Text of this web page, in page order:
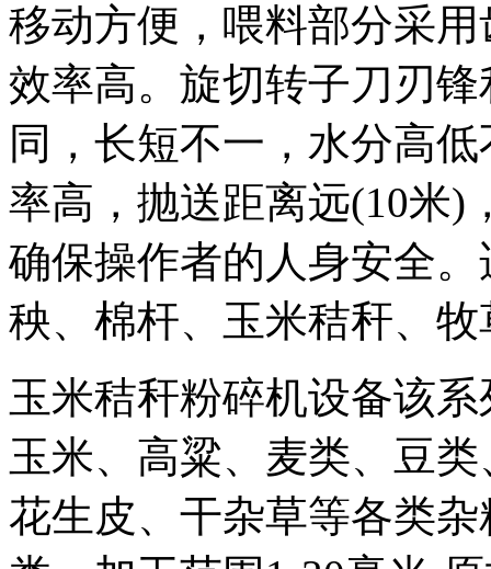
移动方便，喂料部分采
效率高。旋切转子刀刃
同，长短不一，水分高
率高，抛送距离远(10米)
确保操作者的人身安全
秧、棉杆、玉米秸秆、
玉米秸秆粉碎机设备该
玉米、高粱、麦类、豆
花生皮、干杂草等各类